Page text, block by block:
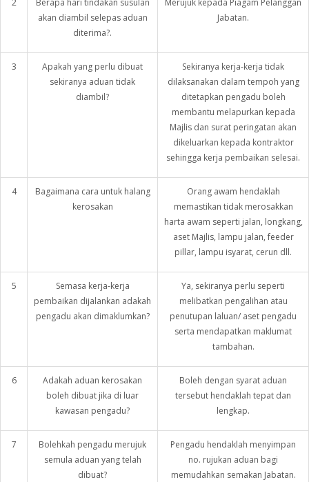
akan diambil selepas aduan
diterima?.
Jabatan.
3
Apakah yang perlu dibuat
sekiranya aduan tidak
diambil?
Sekiranya kerja-kerja tidak
dilaksanakan dalam tempoh yang
ditetapkan pengadu boleh
membantu melapurkan kepada
Majlis dan surat peringatan akan
dikeluarkan kepada kontraktor
sehingga kerja pembaikan selesai.
4
Bagaimana cara untuk halang
kerosakan
Orang awam hendaklah
memastikan tidak merosakkan
harta awam seperti jalan, longkang,
aset Majlis, lampu jalan, feeder
pillar, lampu isyarat, cerun dll.
5
Semasa kerja-kerja
pembaikan dijalankan adakah
pengadu akan dimaklumkan?
Ya, sekiranya perlu seperti
melibatkan pengalihan atau
penutupan laluan/ aset pengadu
serta mendapatkan maklumat
tambahan.
6
Adakah aduan kerosakan
boleh dibuat jika di luar
kawasan pengadu?
Boleh dengan syarat aduan
tersebut hendaklah tepat dan
lengkap.
7
Bolehkah pengadu merujuk
semula aduan yang telah
dibuat?
Pengadu hendaklah menyimpan
no. rujukan aduan bagi
memudahkan semakan Jabatan.